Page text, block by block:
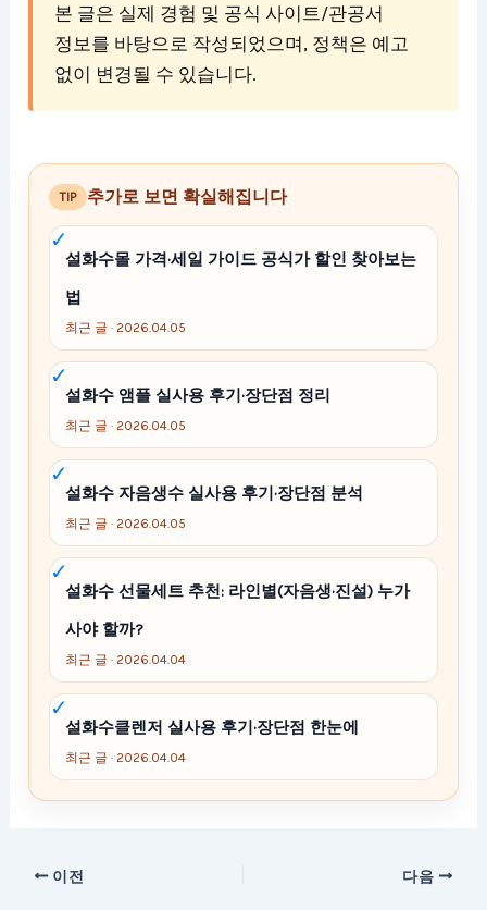
본 글은 실제 경험 및 공식 사이트/관공서
정보를 바탕으로 작성되었으며, 정책은 예고
없이 변경될 수 있습니다.
TIP 추가로 보면 확실해집니다
설화수몰 가격·세일 가이드 공식가 할인 찾아보는
법
최근 글 · 2026.04.05
설화수 앰플 실사용 후기·장단점 정리
최근 글 · 2026.04.05
설화수 자음생수 실사용 후기·장단점 분석
최근 글 · 2026.04.05
설화수 선물세트 추천: 라인별(자음생·진설) 누가
사야 할까?
최근 글 · 2026.04.04
설화수클렌저 실사용 후기·장단점 한눈에
최근 글 · 2026.04.04
이전 다음